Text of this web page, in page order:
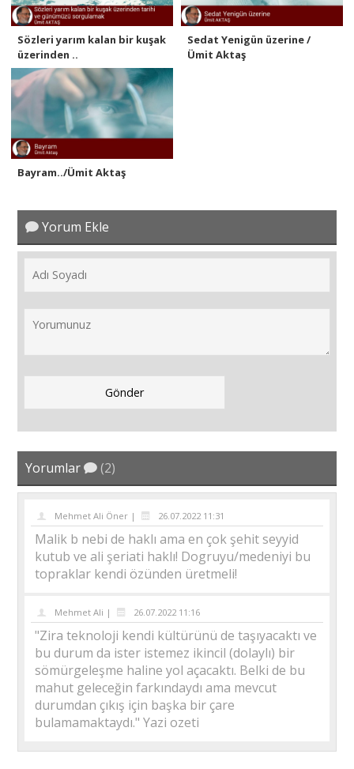
Sözleri yarım kalan bir kuşak
üzerinden ..
Sedat Yenigün üzerine /
Ümit Aktaş
Bayram../Ümit Aktaş
Yorum Ekle
Yorumlar (2)
Mehmet Ali Öner | 26.07.2022 11:31
Malik b nebi de haklı ama en çok şehit seyyid
kutub ve ali şeriati haklı! Dogruyu/medeniyi bu
topraklar kendi özünden üretmeli!
Mehmet Ali | 26.07.2022 11:16
"Zira teknoloji kendi kültürünü de taşıyacaktı ve
bu durum da ister istemez ikincil (dolaylı) bir
sömürgeleşme haline yol açacaktı. Belki de bu
mahut geleceğin farkındaydı ama mevcut
durumdan çıkış için başka bir çare
bulamamaktaydı." Yazi ozeti